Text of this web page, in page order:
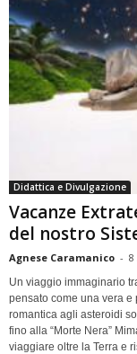
Didattica e Divulgazione
Vacanze
del nostro
Agnese Caramanico - 8
Un viaggio immaginario
pensato come una vera
romantica agli asteroidi
fino alla “Morte Nera”
viaggiare oltre la Terra e